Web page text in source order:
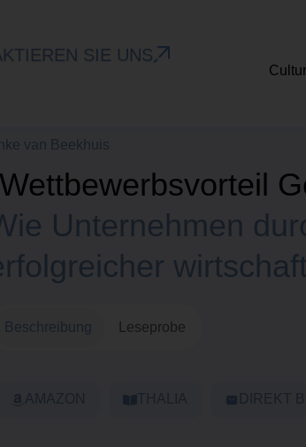
SIE UNS
van Beekhuis
Unternehmen
Beschreibung Leseprobe
AMAZON THALIA DIREKT